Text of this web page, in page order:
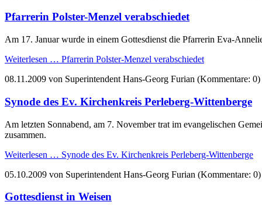
Pfarrerin Polster-Menzel verabschiedet
Am 17. Januar wurde in einem Gottesdienst die Pfarrerin Eva-
Weiterlesen … Pfarrerin Polster-Menzel verabschiedet
08.11.2009 von Superintendent Hans-Georg Furian (Kommentare: 0)
Synode des Ev. Kirchenkreis Perleberg-Wittenberge
Am letzten Sonnabend, am 7. November trat im evangelischen
zusammen.
Weiterlesen … Synode des Ev. Kirchenkreis Perleberg-Wittenberge
05.10.2009 von Superintendent Hans-Georg Furian (Kommentare: 0)
Gottesdienst in Weisen